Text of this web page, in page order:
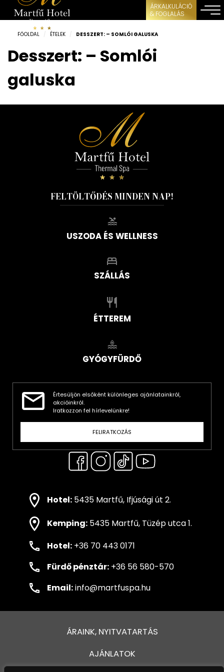
ÁRKALKULÁCIÓ
& FOGLALÁS
FŐOLDAL / ÉTELEK / DESSZERT: – SOMLÓI GALUSKA
Desszert: – Somlói
galuska
FELTÖLTŐDÉS MINDEN NAP!
USZODA ÉS WELLNESS
SZÁLLÁS
ÉTTEREM
GYÓGYFÜRDŐ
Értesüljön elsőként különleges ajánlatainkról,
akcióinkról.
Iratkozzon fel hírlevelünkre!
FELIRATKOZÁS
Hotel: 5435 Martfű, Ifjúsági út 2.
Kemping: 5435 Martfű, Tüzép utca 1.
Hotel: +36 70 443 0171
Fürdő pénztár: +36 56 580-570
Email:info@martfuspa.hu
ÁRAINK, NYITVATARTÁS
AJÁNLATOK